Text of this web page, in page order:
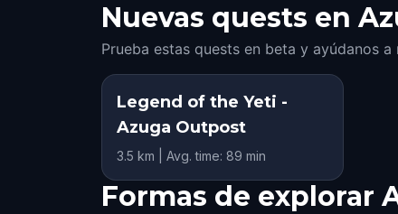
Nuevas quests en
Prueba estas quests en beta y ayúdanos a
Legend of the Yeti -
Azuga Outpost
3.5 km | Avg. time: 89 min
Formas de explorar